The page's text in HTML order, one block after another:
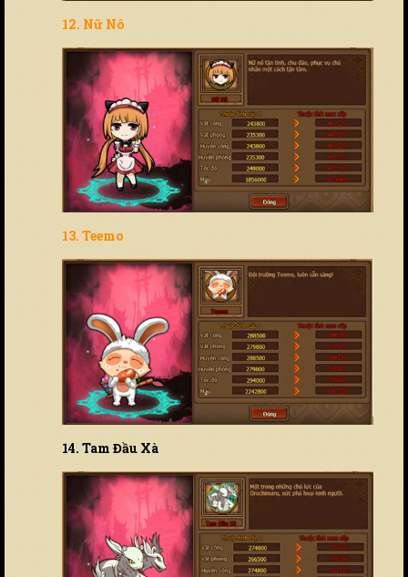
12. Nữ Nô
13. Teemo
14. Tam Đầu Xà